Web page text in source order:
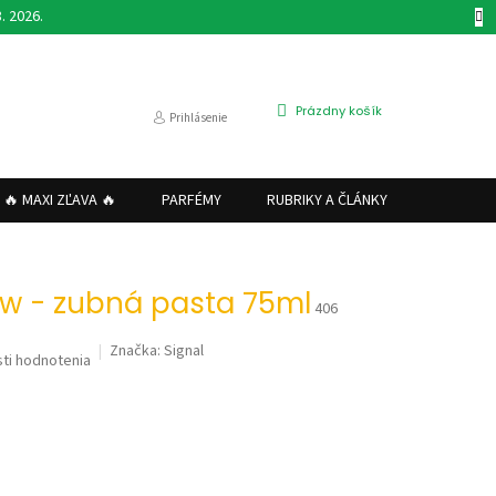
2026.
Prihlásenie
NÁKUPNÝ
Prázdny košík
🔥 MAXI ZĽAVA 🔥 PARFÉMY RUBRIKY A ČLÁNKY
- zubná pasta 75ml 406
hodnotenia Značka: Signal